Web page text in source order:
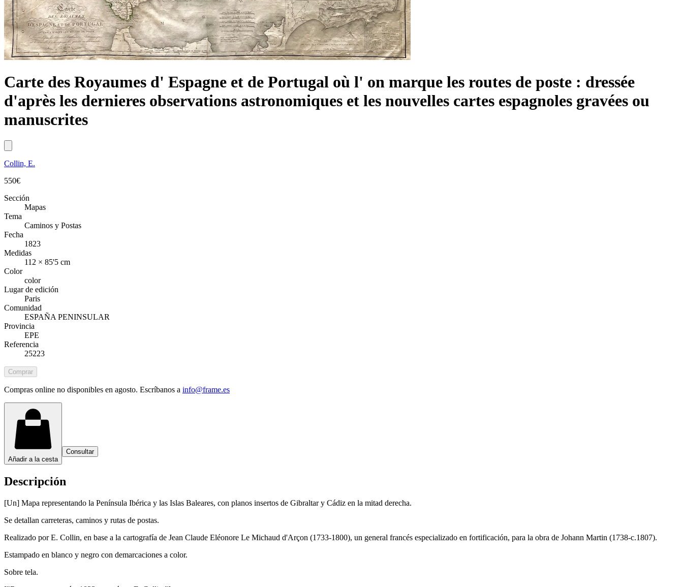
Carte des Royaumes d' Espagne et de Portugal où l' on marque les routes de poste : dressée
d'après les dernieres observations astronomiques et les nouvelles cartes espagnoles gravées ou
manuscrites
Collin, E.
550€
Sección
Mapas
Tema
Caminos y Postas
Fecha
1823
Medidas
112 × 85'5 cm
Color
color
Lugar de edición
Paris
Comunidad
ESPAÑA PENINSULAR
Provincia
EPE
Referencia
25223
Comprar
Compras online no disponibles en agosto. Escríbanos a info@frame.es
Añadir a la cesta
Consultar
Descripción
[Un] Mapa representando la Península Ibérica y las Islas Baleares, con planos insertos de Gibraltar y Cádiz en la mitad derecha.
Se detallan carreteras, caminos y rutas de postas.
Realizado por E. Collin, en base a la cartografía de Jean Claude Eléonore Le Michaud d'Arçon (1733-1800), un general francés especializado en fortificación, para la obra de Johann Martin (1738-c.1807).
Estampado en blanco y negro con demarcaciones a color.
Sobre tela.